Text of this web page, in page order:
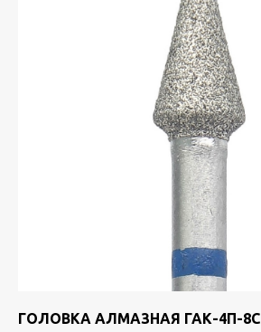
ГОЛОВКА АЛМАЗНАЯ ГАК-4П-8С